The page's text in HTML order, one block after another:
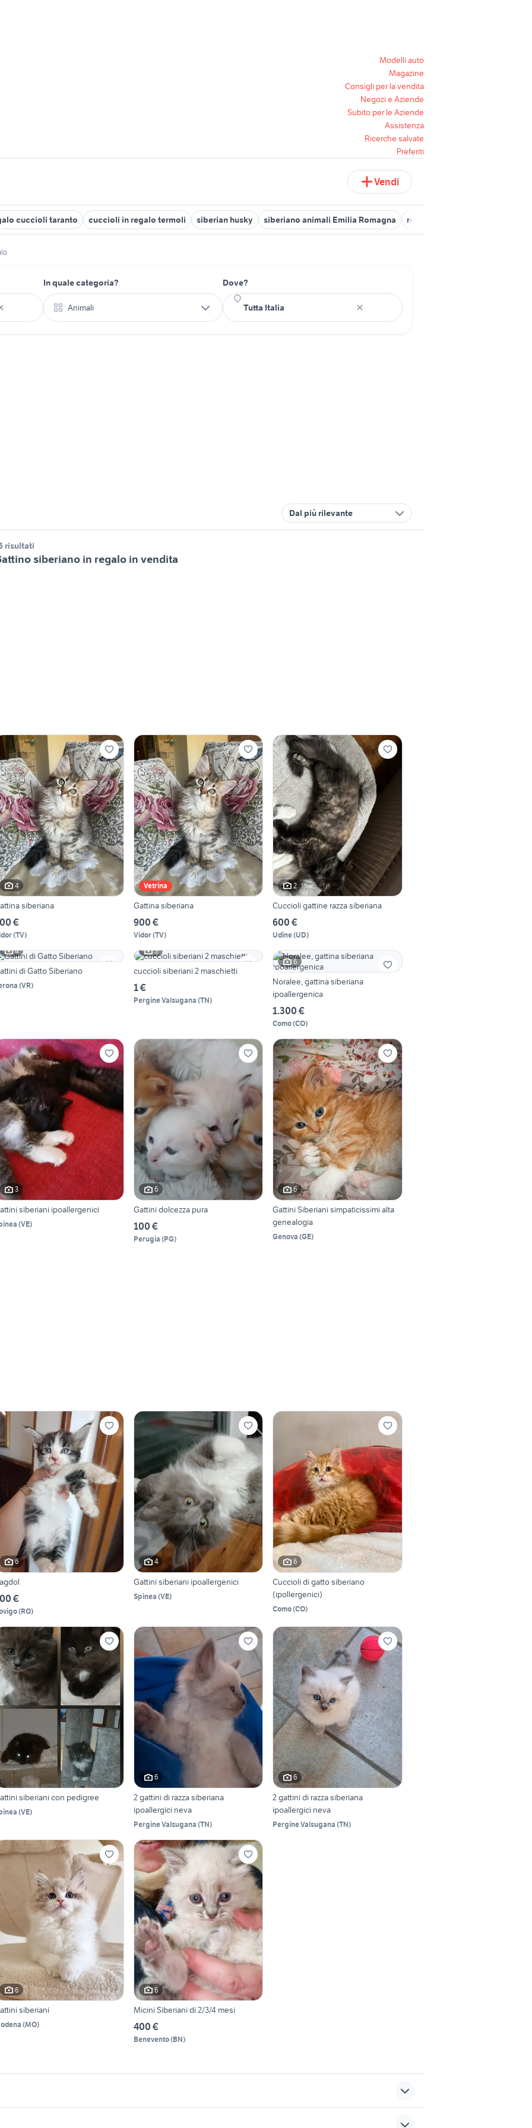
Modelli auto
Magazine
Consigli per la vendita
Negozi e Aziende
Subito per le Aziende
Assistenza
Ricerche salvate
Preferiti
Vendi
cuccioli taranto cuccioli in regalo termoli siberian husky siberiano animali Emilia Romagna regalo arredamento Pistoia
In quale categoria?
Animali
Dove?
Dal più rilevante
risultati
siberiano in regalo in vendita
4
siberiana
€
(TV)
Vetrina
Gattina siberiana
900 €
Vidor(TV)
2
Cuccioli gattine razza siberiana
600 €
Udine(UD)
4
di Gatto Siberiano
(VR)
3
cuccioli siberiani 2 maschietti
1 €
Pergine Valsugana (TN)
6
Noralee, gattina siberiana
ipoallergenica
1.300 €
Como(CO)
3
siberiani ipoallergenici
(VE)
6
Gattini dolcezza pura
100 €
Perugia (PG)
6
Gattini Siberiani simpaticissimi alta
genealogia
Genova (GE)
6
€
(RO)
4
Gattini siberiani ipoallergenici
Spinea (VE)
6
Cuccioli di gatto siberiano
(ipollergenici)
Como(CO)
siberiani con pedigree
(VE)
6
2 gattini di razza siberiana
ipoallergici neva
Pergine Valsugana (TN)
6
2 gattini di razza siberiana
ipoallergici neva
Pergine Valsugana (TN)
6
siberiani
(MO)
6
Micini Siberiani di 2/3/4 mesi
400 €
Benevento(BN)